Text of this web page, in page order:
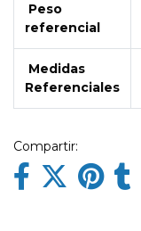
Peso
referencial
Medidas
Referenciales
Compartir: